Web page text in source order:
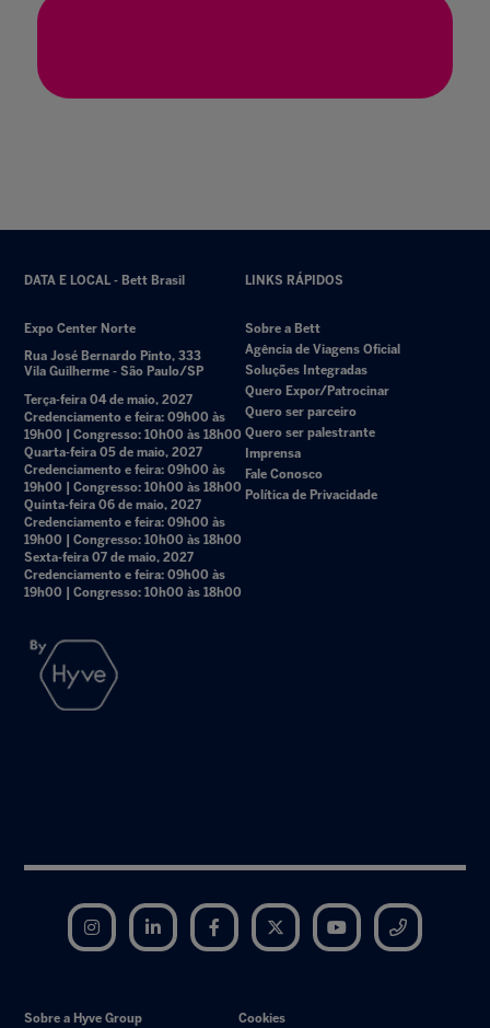
DATA E LOCAL - Bett Brasil
Expo Center Norte
Rua José Bernardo Pinto, 333
Vila Guilherme - São Paulo/SP
Terça-feira 04 de maio, 2027
Credenciamento e feira: 09h00 às
19h00 | Congresso: 10h00 às 18h00
Quarta-feira 05 de maio, 2027
Credenciamento e feira: 09h00 às
19h00 | Congresso: 10h00 às 18h00
Quinta-feira 06 de maio, 2027
Credenciamento e feira: 09h00 às
19h00 | Congresso: 10h00 às 18h00
Sexta-feira 07 de maio, 2027
Credenciamento e feira: 09h00 às
19h00 | Congresso: 10h00 às 18h00
LINKS RÁPIDOS
Sobre a Bett
Agência de Viagens Oficial
Soluções Integradas
Quero Expor/Patrocinar
Quero ser parceiro
Quero ser palestrante
Imprensa
Fale Conosco
Política de Privacidade
Instagram LinkedIn Facebook Twitter YouTube
Sobre a Hyve Group Cookies